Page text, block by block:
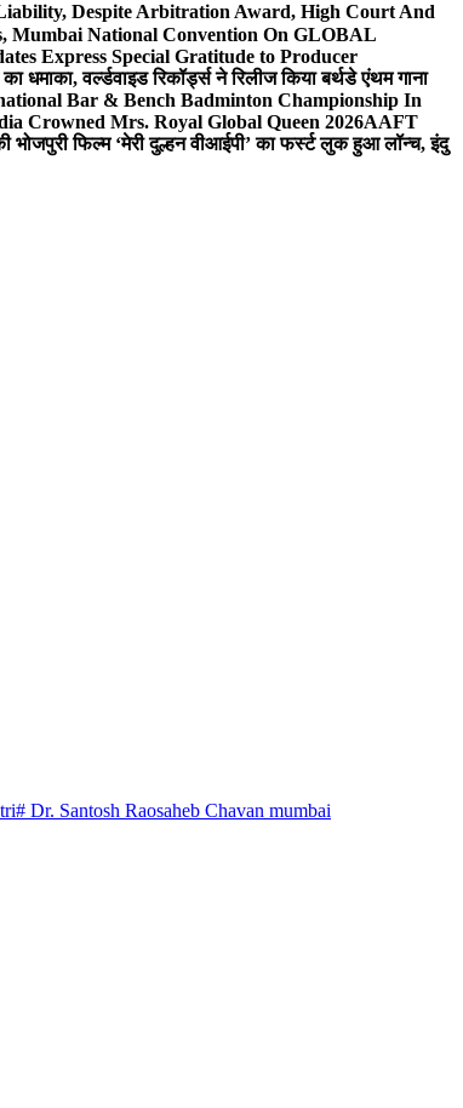
Despite Arbitration Award, High Court And
Mumbai National Convention On GLOBAL
Express Special Gratitude to Producer
धमाका, वर्ल्डवाइड रिकॉर्ड्स ने रिलीज किया बर्थडे एंथम गाना
Bar & Bench Badminton Championship In
Crowned Mrs. Royal Global Queen 2026AAFT
भोजपुरी फिल्म ‘मेरी दुल्हन वीआईपी’ का फर्स्ट लुक हुआ लॉन्च, इंदु
# Dr. Santosh Raosaheb Chavan mumbai